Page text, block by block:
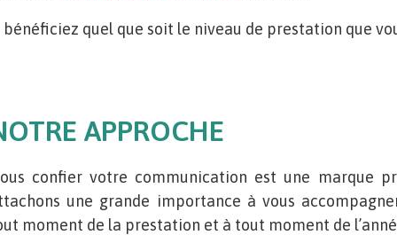
quel que soit le niveau de prestation que
APPROCHE
confier votre communication est une marque
une grande importance à vous
moment de la prestation et à tout moment de